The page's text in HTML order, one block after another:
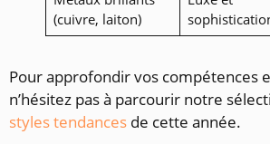
(cuivre, laiton)
Pour approfondir vos compétences
n’hésitez pas à parcourir notre
styles tendances de cette année.